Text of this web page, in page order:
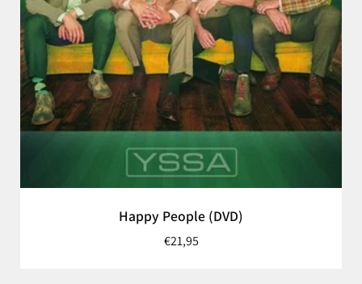
Happy People (DVD)
€21,95